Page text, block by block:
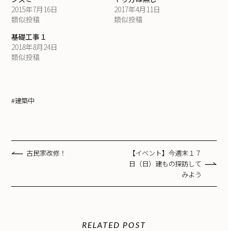
2015年7月16日
類似投稿
2017年4月11日
類似投稿
基礎工事１
2018年8月24日
類似投稿
#建築中
古民家改修！
【イベント】今週末１７
日（日）建もの探訪して
みよう
RELATED POST